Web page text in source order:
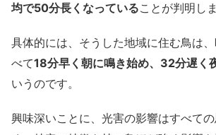
均で50分長くなっていることが判明し
具体的には、そうした地域に住む鳥は
べて18分早く朝に鳴き始め、32分遅く
いうのです。
興味深いことに、光害の影響はすべて